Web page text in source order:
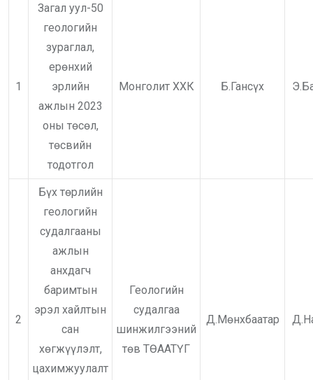
1
Загал уул-50
геологийн
зураглал,
ерөнхий
эрлийн
ажлын 2023
оны төсөл,
төсвийн
тодотгол
Монголит ХХК Б.Гансүх
2
Бүх төрлийн
геологийн
судалгааны
ажлын
анхдагч
баримтын
эрэл хайлтын
сан
хөгжүүлэлт,
цахимжуулалт
Геологийн
судалгаа
шинжилгээний
төв ТӨААТҮГ
Д.Мөнхбаатар